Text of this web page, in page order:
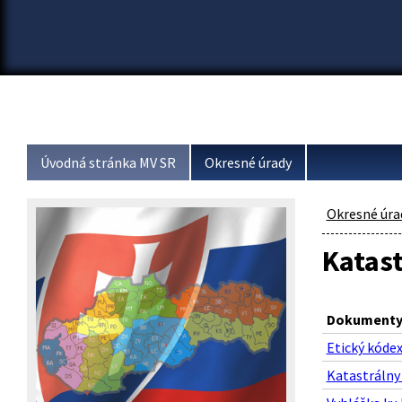
Úvodná stránka MV SR Okresné úrady
Okresné
Etický
Katastrálny